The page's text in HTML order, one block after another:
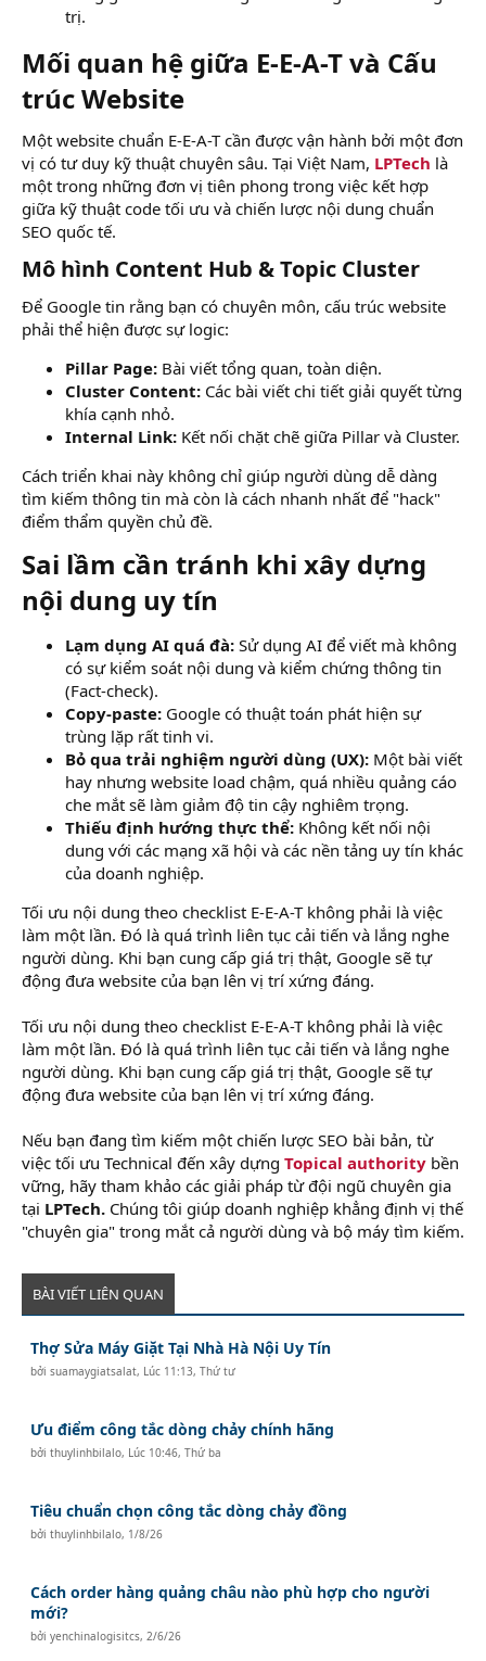
trị.
Mối quan hệ giữa E-E-A-T và Cấu
trúc Website​
Một website chuẩn E-E-A-T cần được vận hành bởi một đơn
vị có tư duy kỹ thuật chuyên sâu. Tại Việt Nam, LPTech là
một trong những đơn vị tiên phong trong việc kết hợp
giữa kỹ thuật code tối ưu và chiến lược nội dung chuẩn
SEO quốc tế.
Mô hình Content Hub & Topic Cluster​
Để Google tin rằng bạn có chuyên môn, cấu trúc website
phải thể hiện được sự logic:
Pillar Page: Bài viết tổng quan, toàn diện.
Cluster Content: Các bài viết chi tiết giải quyết từng
khía cạnh nhỏ.
Internal Link: Kết nối chặt chẽ giữa Pillar và Cluster.
Cách triển khai này không chỉ giúp người dùng dễ dàng
tìm kiếm thông tin mà còn là cách nhanh nhất để "hack"
điểm thẩm quyền chủ đề.
Sai lầm cần tránh khi xây dựng
nội dung uy tín​
Lạm dụng AI quá đà: Sử dụng AI để viết mà không
có sự kiểm soát nội dung và kiểm chứng thông tin
(Fact-check).
Copy-paste: Google có thuật toán phát hiện sự
trùng lặp rất tinh vi.
Bỏ qua trải nghiệm người dùng (UX): Một bài viết
hay nhưng website load chậm, quá nhiều quảng cáo
che mắt sẽ làm giảm độ tin cậy nghiêm trọng.
Thiếu định hướng thực thể: Không kết nối nội
dung với các mạng xã hội và các nền tảng uy tín khác
của doanh nghiệp.
Tối ưu nội dung theo checklist E-E-A-T không phải là việc
làm một lần. Đó là quá trình liên tục cải tiến và lắng nghe
người dùng. Khi bạn cung cấp giá trị thật, Google sẽ tự
động đưa website của bạn lên vị trí xứng đáng.
Tối ưu nội dung theo checklist E-E-A-T không phải là việc
làm một lần. Đó là quá trình liên tục cải tiến và lắng nghe
người dùng. Khi bạn cung cấp giá trị thật, Google sẽ tự
động đưa website của bạn lên vị trí xứng đáng.
Nếu bạn đang tìm kiếm một chiến lược SEO bài bản, từ
việc tối ưu Technical đến xây dựng Topical authority bền
vững, hãy tham khảo các giải pháp từ đội ngũ chuyên gia
tại LPTech. Chúng tôi giúp doanh nghiệp khẳng định vị thế
"chuyên gia" trong mắt cả người dùng và bộ máy tìm kiếm.
BÀI VIẾT LIÊN QUAN
Thợ Sửa Máy Giặt Tại Nhà Hà Nội Uy Tín
bởisuamaygiatsalat, Lúc 11:13, Thứ tư
Ưu điểm công tắc dòng chảy chính hãng
bởithuylinhbilalo, Lúc 10:46, Thứ ba
Tiêu chuẩn chọn công tắc dòng chảy đồng
bởithuylinhbilalo, 1/8/26
Cách order hàng quảng châu nào phù hợp cho người
mới?
bởiyenchinalogisitcs, 2/6/26